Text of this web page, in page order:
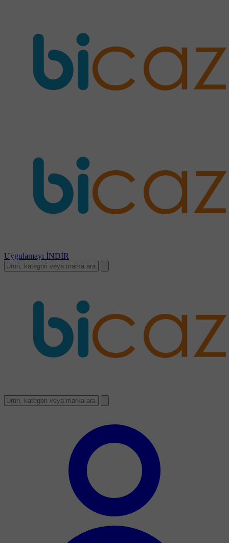
Uygulamayı İNDİR